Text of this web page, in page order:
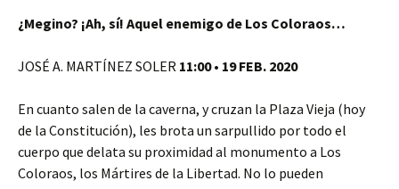
¿Megino? ¡Ah, sí! Aquel enemigo de Los Coloraos…
JOSÉ A. MARTÍNEZ SOLER 11:00 • 19 FEB. 2020
En cuanto salen de la caverna, y cruzan la Plaza Vieja (hoy
de la Constitución), les brota un sarpullido por todo el
cuerpo que delata su proximidad al monumento a Los
Coloraos, los Mártires de la Libertad. No lo pueden